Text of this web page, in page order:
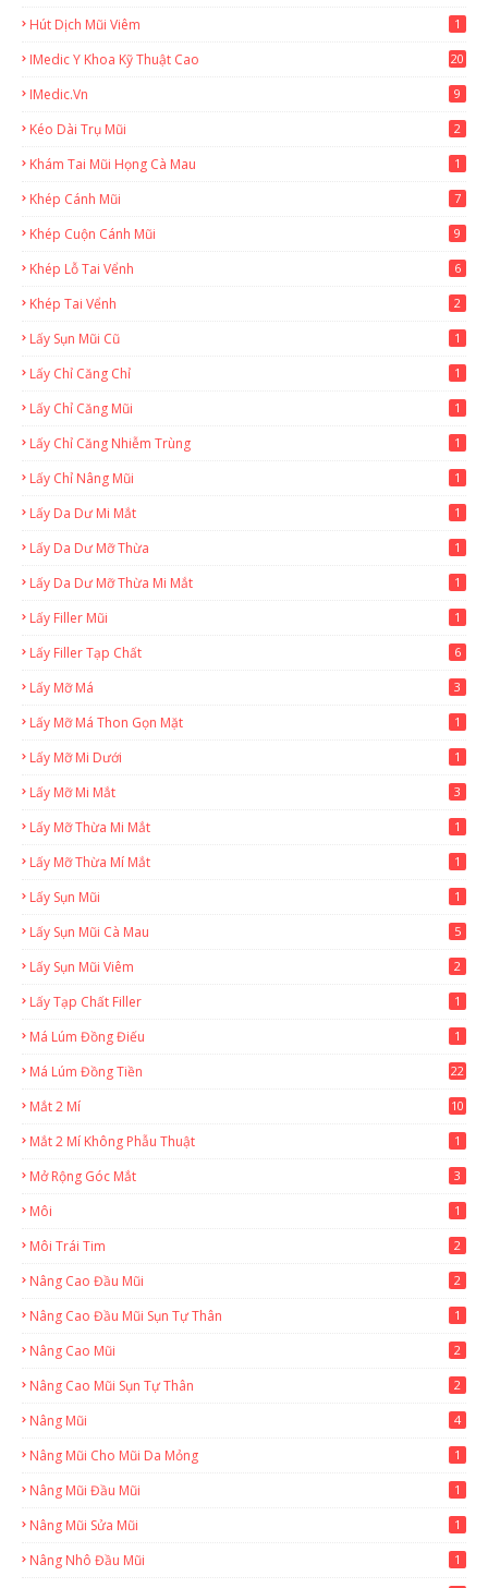
Hút Dịch Mũi Viêm 1
IMedic Y Khoa Kỹ Thuật Cao
20
IMedic.vn 9
Kéo Dài Trụ Mũi 2
Khám Tai Mũi Họng Cà Mau 1
Khép Cánh Mũi 7
Khép Cuộn Cánh Mũi 9
Khép Lỗ Tai Vểnh 6
Khép Tai Vểnh 2
Lấy Sụn Mũi Cũ 1
Lấy Chỉ Căng Chỉ 1
Lấy Chỉ Căng Mũi 1
Lấy Chỉ Căng Nhiễm Trùng 1
Lấy Chỉ Nâng Mũi 1
Lấy Da Dư Mi Mắt 1
Lấy Da Dư Mỡ Thừa 1
Lấy Da Dư Mỡ Thừa Mi Mắt 1
Lấy Filler Mũi 1
Lấy Filler Tạp Chất 6
Lấy Mỡ Má 3
Lấy Mỡ Má Thon Gọn Mặt 1
Lấy Mỡ Mi Dưới 1
Lấy Mỡ Mi Mắt 3
Lấy Mỡ Thừa Mi Mắt 1
Lấy Mỡ Thừa Mí Mắt 1
Lấy Sụn Mũi 1
Lấy Sụn Mũi Cà Mau 5
Lấy Sụn Mũi Viêm 2
Lấy Tạp Chất Filler 1
Má Lúm Đồng Điếu 1
Má Lúm Đồng Tiền 22
Mắt 2 Mí 10
Mắt 2 Mí Không Phẫu Thuật 1
Mở Rộng Góc Mắt 3
Môi 1
Môi Trái Tim 2
Nâng Cao Đầu Mũi 2
Nâng Cao Đầu Mũi Sụn Tự Thân 1
Nâng Cao Mũi 2
Nâng Cao Mũi Sụn Tự Thân 2
Nâng Mũi 4
Nâng Mũi Cho Mũi Da Mỏng 1
Nâng Mũi Đầu Mũi 1
Nâng Mũi Sửa Mũi 1
Nâng Nhô Đầu Mũi 1